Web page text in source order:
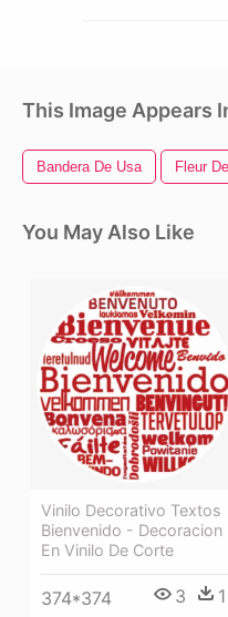
This Image Appears
Bandera De Usa Fleur
You May Also Like
Vinilo Decorativo Textos
Bienvenido - Decoracion
En Vinilo De Corte
374*374 3 1